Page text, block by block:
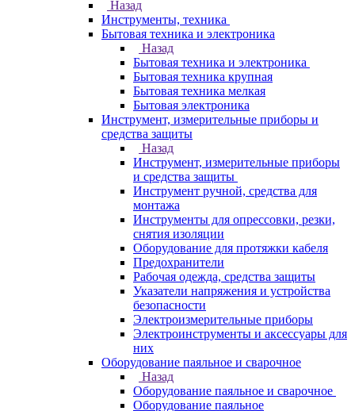
Назад
Инструменты, техника
Бытовая техника и электроника
Назад
Бытовая техника и электроника
Бытовая техника крупная
Бытовая техника мелкая
Бытовая электроника
Инструмент, измерительные приборы и
средства защиты
Назад
Инструмент, измерительные приборы
и средства защиты
Инструмент ручной, средства для
монтажа
Инструменты для опрессовки, резки,
снятия изоляции
Оборудование для протяжки кабеля
Предохранители
Рабочая одежда, средства защиты
Указатели напряжения и устройства
безопасности
Электроизмерительные приборы
Электроинструменты и аксессуары для
них
Оборудование паяльное и сварочное
Назад
Оборудование паяльное и сварочное
Оборудование паяльное